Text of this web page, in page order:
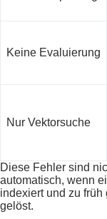
Keine Evaluierung
Nur Vektorsuche
Diese Fehler sind
automatisch, wenn
indexiert und zu
gelöst.